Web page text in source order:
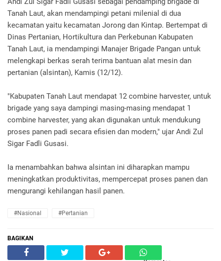
Tanah Laut, akan mendampingi petani milenial di dua
kecamatan yaitu kecamatan Jorong dan Kintap. Bertempat di
Dinas Pertanian, Hortikultura dan Perkebunan Kabupaten
Tanah Laut, ia mendampingi Manajer Brigade Pangan untuk
melengkapi berkas serah terima bantuan alat mesin dan
pertanian (alsintan), Kamis (12/12).
"Kabupaten Tanah Laut mendapat 12 combine harvester, untuk
brigade yang saya dampingi masing-masing mendapat 1
combine harvester, yang akan digunakan untuk mendukung
proses panen padi secara efisien dan modern," ujar Andi Zul
Sigar Fadli Gusasi.
Ia menambahkan bahwa alsintan ini diharapkan mampu
meningkatkan produktivitas, mempercepat proses panen dan
mengurangi kehilangan hasil panen.
#Nasional #Pertanian
BAGIKAN